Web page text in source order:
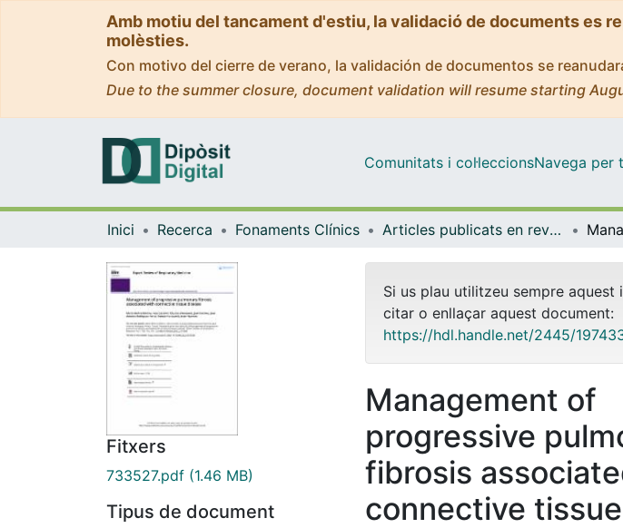
Amb motiu del tancament d'estiu, la validació de documents es
molèsties.
Con motivo del cierre de verano, la validación de documentos se
Due to the summer closure, document validation will resume starting
Comunitats i col·leccionsNavega per
Inici Recerca Fonaments Clínics Articles publicats en revistes (Fonaments Clínics)
Fitxers
733527.pdf (1.46 MB)
Tipus de document
Si us plau utilitzeu sempre
citar o enllaçar aquest document:
https://hdl.handle.net/2445/
Management of
progressive
fibrosis
connective